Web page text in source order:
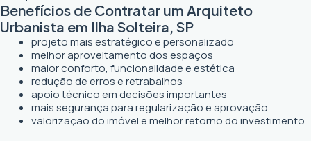
Benefícios de Contratar um Arquiteto
Urbanista em Ilha Solteira, SP
projeto mais estratégico e personalizado
melhor aproveitamento dos espaços
maior conforto, funcionalidade e estética
redução de erros e retrabalhos
apoio técnico em decisões importantes
mais segurança para regularização e aprovação
valorização do imóvel e melhor retorno do investimento